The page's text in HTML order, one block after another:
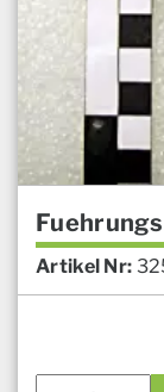
Artikel Nr: